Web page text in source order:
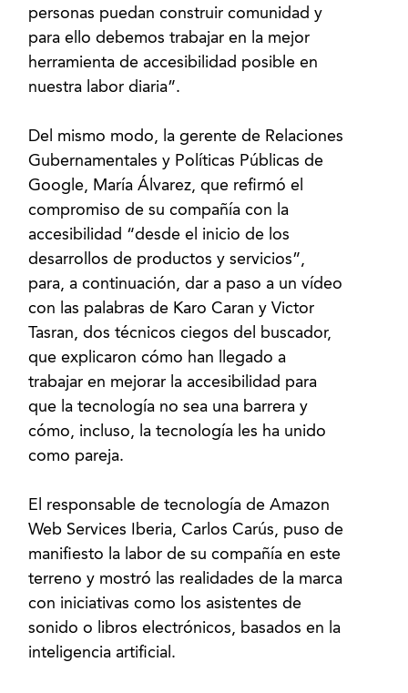
personas puedan construir comunidad y
para ello debemos trabajar en la mejor
herramienta de accesibilidad posible en
nuestra labor diaria”.
Del mismo modo, la gerente de Relaciones
Gubernamentales y Políticas Públicas de
Google, María Álvarez, que refirmó el
compromiso de su compañía con la
accesibilidad “desde el inicio de los
desarrollos de productos y servicios”,
para, a continuación, dar a paso a un vídeo
con las palabras de Karo Caran y Victor
Tasran, dos técnicos ciegos del buscador,
que explicaron cómo han llegado a
trabajar en mejorar la accesibilidad para
que la tecnología no sea una barrera y
cómo, incluso, la tecnología les ha unido
como pareja.
El responsable de tecnología de Amazon
Web Services Iberia, Carlos Carús, puso de
manifiesto la labor de su compañía en este
terreno y mostró las realidades de la marca
con iniciativas como los asistentes de
sonido o libros electrónicos, basados en la
inteligencia artificial.